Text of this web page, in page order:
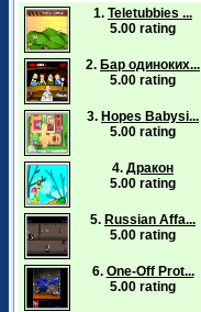
1. Teletubbies ...
5.00 rating
2. Бар одиноких...
5.00 rating
3. Hopes Babysi...
5.00 rating
4. Дракон
5.00 rating
5. Russian Affa...
5.00 rating
6. One-Off Prot...
5.00 rating